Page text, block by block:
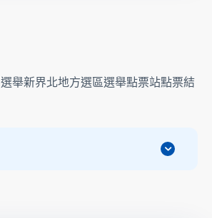
舉新界北地方選區選舉點票站點票結